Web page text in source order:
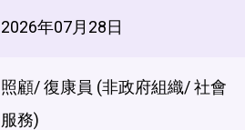
2026年07月28日
照顧/ 復康員 (非政府組織/ 社會
服務)